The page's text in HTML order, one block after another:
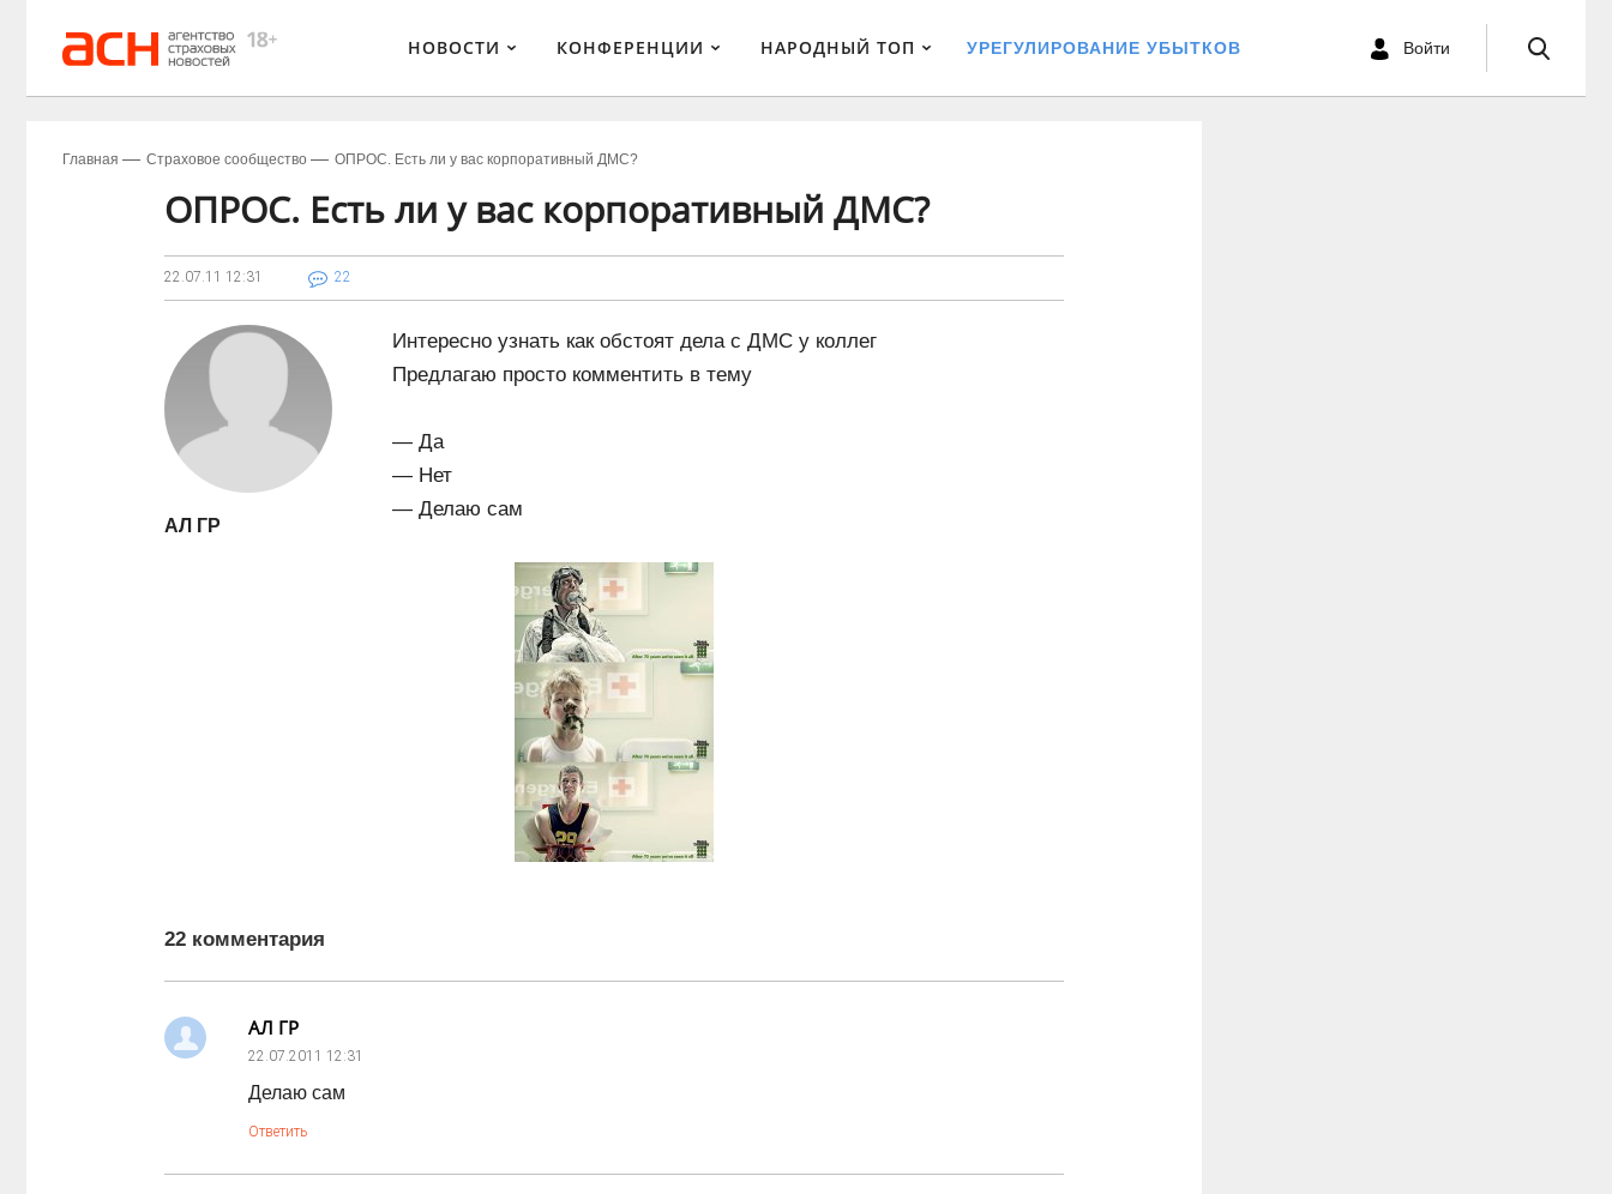
НОВОСТИ КОНФЕРЕНЦИИ НАРОДНЫЙ ТОП УРЕГУЛИРОВАНИЕ УБЫТКОВ Войти
Главная Страховое сообщество ОПРОС. Есть ли у вас корпоративный ДМС?
ОПРОС. Есть ли у вас корпоративный ДМС?
22.07.11 12:31 22
АЛ ГР
Интересно узнать как обстоят дела с ДМС у коллег
Предлагаю просто комментить в тему
— Да
— Нет
— Делаю сам
22 комментария
АЛ ГР
22.07.2011 12:31
Делаю сам
Ответить